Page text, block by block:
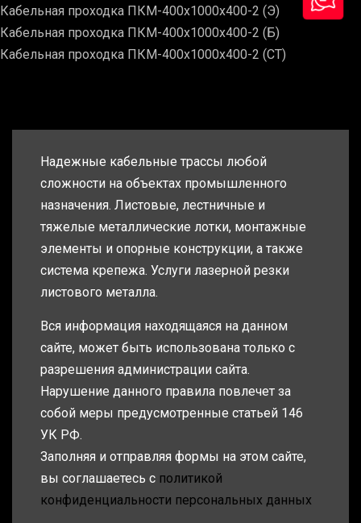
Кабельная проходка ПКМ-400х1000х400-2 (Э)
Кабельная проходка ПКМ-400х1000х400-2 (Б)
Кабельная проходка ПКМ-400х1000х400-2 (СТ)
Надежные кабельные трассы любой
сложности на объектах промышленного
назначения. Листовые, лестничные и
тяжелые металлические лотки, монтажные
элементы и опорные конструкции, а также
система крепежа. Услуги лазерной резки
листового металла.
Вся информация находящаяся на данном
сайте, может быть использована только с
разрешения администрации сайта.
Нарушение данного правила повлечет за
собой меры предусмотренные статьей 146
УК РФ.
Заполняя и отправляя формы на этом сайте,
вы соглашаетесь с политикой
конфиденциальности персональных данных